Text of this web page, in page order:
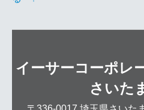
イーサーコーポレ
さいた